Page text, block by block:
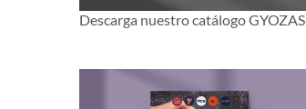
Descarga nuestro catálogo GYOZAS